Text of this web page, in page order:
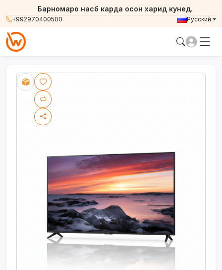
+992970400500
Барномаро насб карда осон харид кунед.
Русский